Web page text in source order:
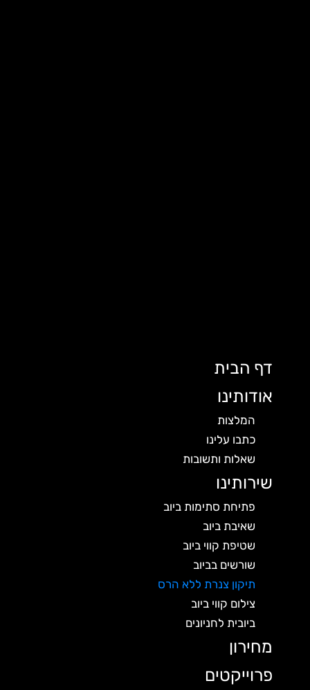
דף הבית
אודותינו
המלצות
כתבו עלינו
שאלות ותשובות
שירותינו
פתיחת סתימות ביוב
שאיבת ביוב
שטיפת קווי ביוב
שורשים בביוב
תיקון צנרת ללא הרס
צילום קווי ביוב
ביובית לחניונים
מחירון
פרוייקטים